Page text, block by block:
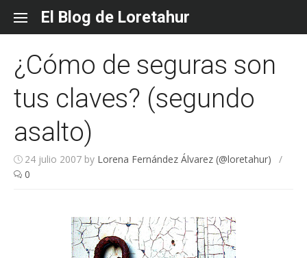
content
El Blog de Loretahur
¿Cómo de seguras son
tus claves? (segundo
asalto)
24 julio 2007 by Lorena Fernández Álvarez (@loretahur)
/
0